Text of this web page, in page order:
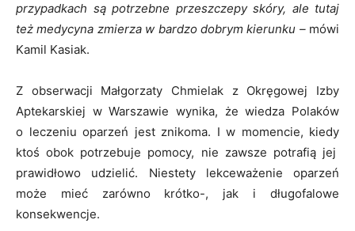
przypadkach są potrzebne przeszczepy skóry, ale tutaj
też medycyna zmierza w bardzo dobrym kierunku –mówi
Kamil Kasiak.
Z obserwacji Małgorzaty Chmielak z Okręgowej Izby
Aptekarskiej w Warszawie wynika, że wiedza Polaków
o leczeniu oparzeń jest znikoma. I w momencie, kiedy
ktoś obok potrzebuje pomocy, nie zawsze potrafią jej
prawidłowo udzielić. Niestety lekceważenie oparzeń
może mieć zarówno krótko-, jak i długofalowe
konsekwencje.